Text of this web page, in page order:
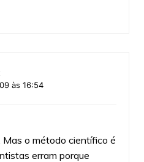
às 16:54
Mas o método científico é
erram porque